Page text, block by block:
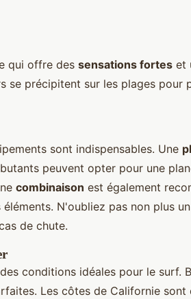
qui offre des sensations fortes et
se précipitent sur les plages pour
sont indispensables. Une
peuvent opter pour une
combinaison est également
N'oubliez pas non plus
de chute.
conditions idéales pour le surf.
Les côtes de Californie sont